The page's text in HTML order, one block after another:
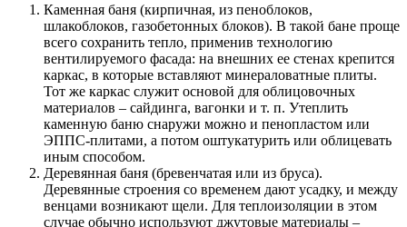
Каменная баня (кирпичная, из пеноблоков,
шлакоблоков, газобетонных блоков). В такой бане проще
всего сохранить тепло, применив технологию
вентилируемого фасада: на внешних ее стенах крепится
каркас, в которые вставляют минераловатные плиты.
Тот же каркас служит основой для облицовочных
материалов – сайдинга, вагонки и т. п. Утеплить
каменную баню снаружи можно и пенопластом или
ЭППС-плитами, а потом оштукатурить или облицевать
иным способом.
Деревянная баня (бревенчатая или из бруса).
Деревянные строения со временем дают усадку, и между
венцами возникают щели. Для теплоизоляции в этом
случае обычно используют джутовые материалы –